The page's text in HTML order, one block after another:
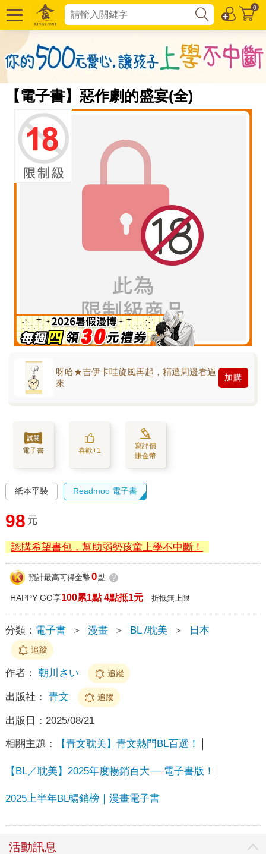
0
【電子書】惡作劇的盛宴(全)
呀哈★吉伊卡哇旋風再起，精選周邊看過
來
加購
電子書 喜歡+1
寫評價
賺金幣
紙本平裝 Readmoo 電子書
98 元
認購希望書包，幫助弱勢孩童上學不中斷！
預計最高可得金幣 0點 ?
HAPPY GO享100累1點 4點抵1元 折抵無上限
分類： 電子書 ＞ 漫畫 ＞ BL /耽美 ＞ 日本
追蹤
作者： 朝川さい 追蹤
出版社： 青文 追蹤
出版日： 2025/08/21
相關主題： 【青文耽美】青文熱門BL百選！
【BL／耽美】2025年度暢銷百大──電子書版！
2025上半年BL暢銷榜｜漫畫電子書
活動訊息